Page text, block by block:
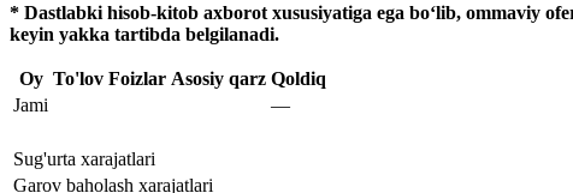
* Dastlabki hisob-kitob axborot xususiyatiga ega bo‘lib, ommaviy
keyin yakka tartibda belgilanadi.
Oy To'lov Foizlar Asosiy qarz Qoldiq
Jami
—
Sug'urta xarajatlari
Garov baholash xarajatlari